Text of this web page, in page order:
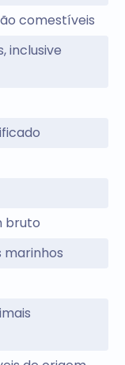
comestíveis
inclusive
bruto
marinhos